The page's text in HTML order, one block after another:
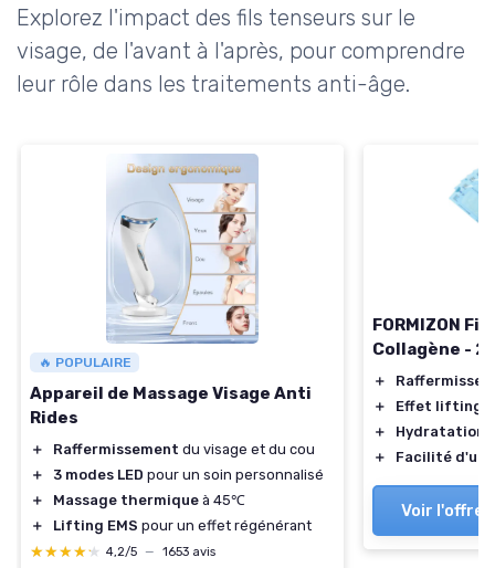
Explorez l'impact des fils tenseurs sur le
visage, de l'avant à l'après, pour comprendre
leur rôle dans les traitements anti-âge.
🔥 POPULAIRE
Appareil de Massage Visage Anti
Rides
＋ Raffermissement du visage et du cou
＋
3 modes LED pour un soin personnalisé
＋
Massage thermique à 45℃
＋
Lifting EMS pour un effet régénérant
★★★★★
★★★★★ 4,2/5 — 1653 avis
FORMIZON
Collagène -
＋
＋
Effet lifting
＋
Hydratation
＋
Facilité
Voir l'offre